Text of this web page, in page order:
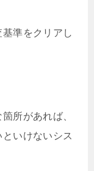
準をクリアし
所があれば、
いけないシス